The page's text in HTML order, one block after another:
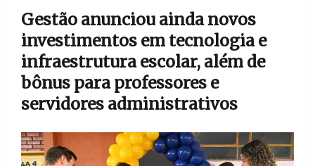
Gestão anunciou ainda novos
investimentos em tecnologia e
infraestrutura escolar, além de
bônus para professores e
servidores administrativos